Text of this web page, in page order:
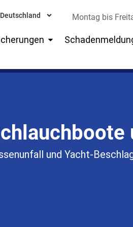
Deutschland Montag bis
Öffne
und Yacht-